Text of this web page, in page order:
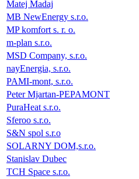
Matej Madaj
MB NewEnergy s.r.o.
MP komfort s. r. o.
m-plan s.r.o.
MSD Company, s.r.o.
nayEnergia, s.r.o.
PAMI-mont, s.r.o.
Peter Mjartan-PEPAMONT
PuraHeat s.r.o.
Sferoo s.r.o.
S&N spol s.r.o
SOLARNY DOM,s.r.o.
Stanislav Dubec
TCH Space s.r.o.